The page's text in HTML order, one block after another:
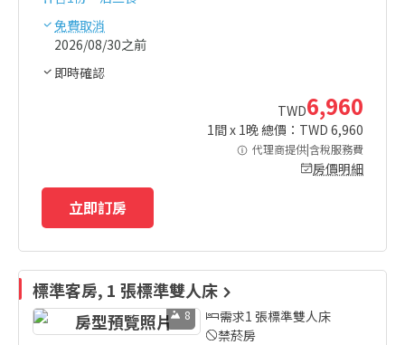
免費取消
2026/08/30之前
即時確認
TWD6,960
1間 x 1晚 總價：TWD 6,960
代理商提供|含稅服務費
房價明細
立即訂房
標準客房, 1 張標準雙人床
8
需求1 張標準雙人床
禁菸房